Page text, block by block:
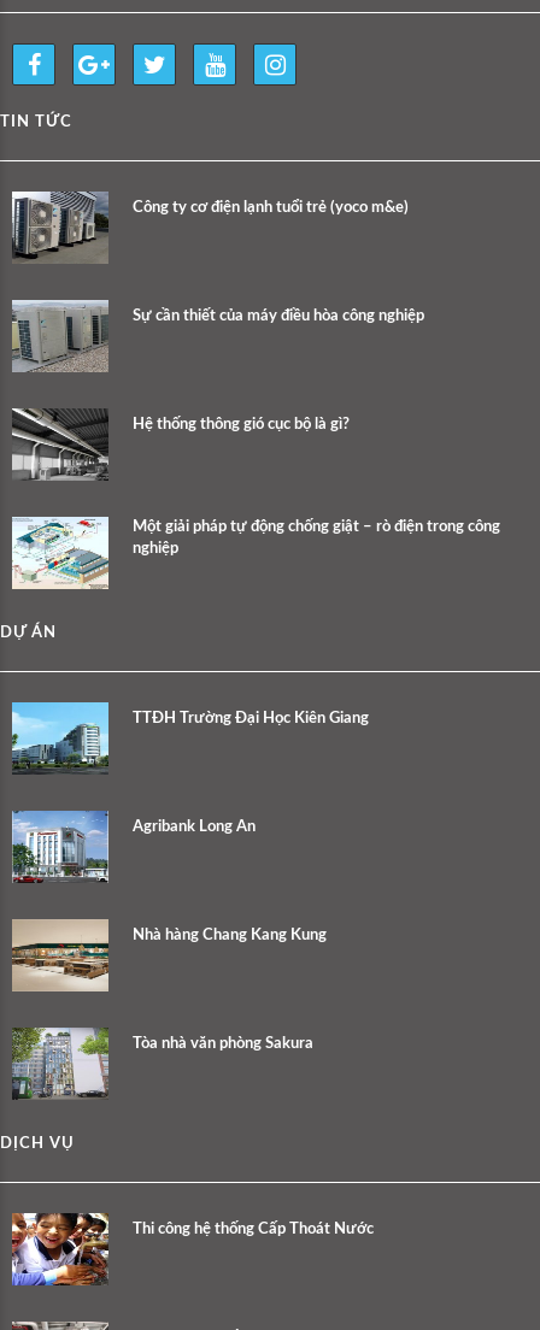
TIN TỨC
Công ty cơ điện lạnh tuổi trẻ (yoco m&e)
Sự cần thiết của máy điều hòa công nghiệp
Hệ thống thông gió cục bộ là gì?
Một giải pháp tự động chống giật – rò điện trong công
nghiệp
DỰ ÁN
TTĐH Trường Đại Học Kiên Giang
Agribank Long An
Nhà hàng Chang Kang Kung
Tòa nhà văn phòng Sakura
DỊCH VỤ
Thi công hệ thống Cấp Thoát Nước